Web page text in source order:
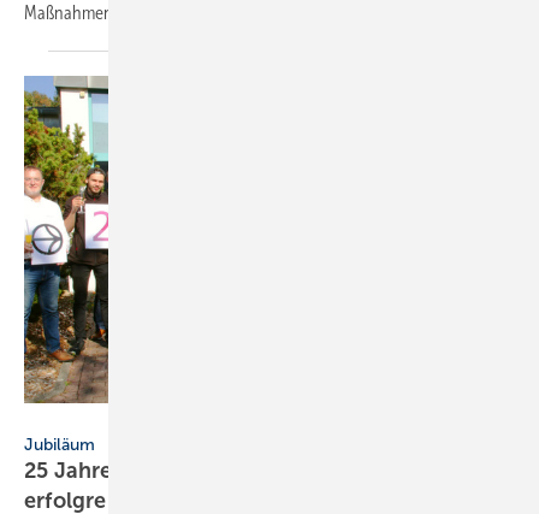
Maßnahmen zur Verbrauchsreduktion sind
Jubiläum
25 Jahre HG Bau­nach: Ren­de­mix seit 2000
er­folg­reich